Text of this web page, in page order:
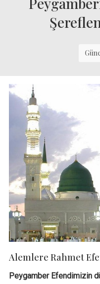
Alemlere Rahmet
Peygamber Efendimizin